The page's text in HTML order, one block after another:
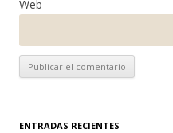
Web
ENTRADAS RECIENTES